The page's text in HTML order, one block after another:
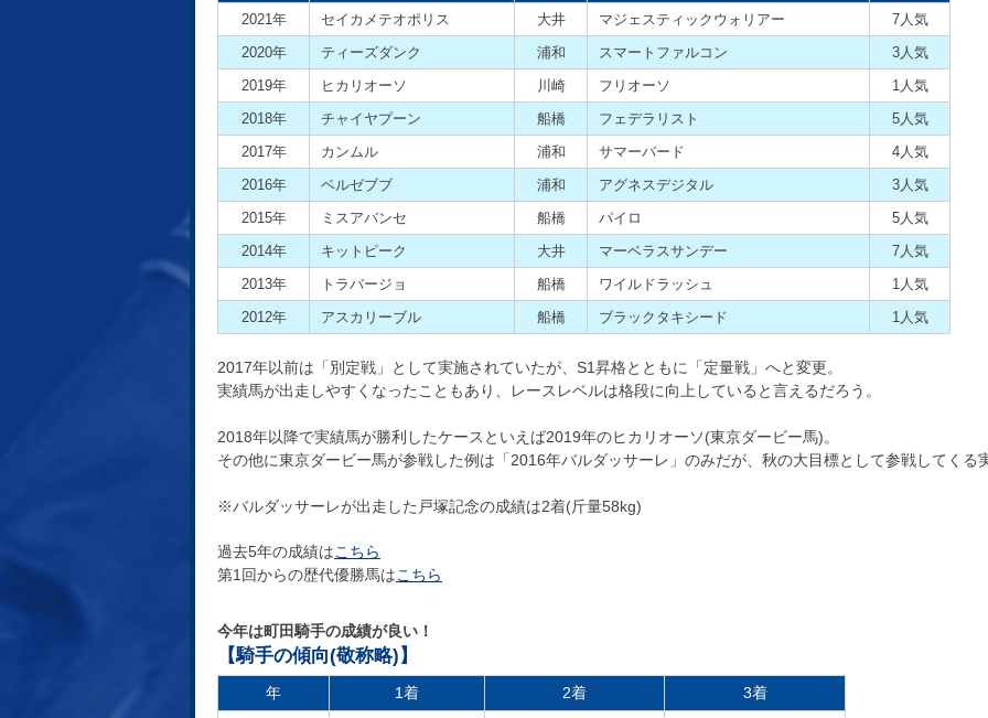
2021年 セイカメテオポリス 大井 マジェスティックウォリアー
7人気
2020年
ティーズダンク 浦和 スマートファルコン
3人気
2019年
ヒカリオーソ 川崎 フリオーソ
1人気
2018年
チャイヤプーン 船橋 フェデラリスト
5人気
2017年
カンムル 浦和 サマーバード
4人気
2016年
ベルゼブブ 浦和 アグネスデジタル
3人気
2015年
ミスアバンセ 船橋 パイロ
5人気
2014年
キットピーク 大井 マーベラスサンデー
7人気
2013年
トラバージョ 船橋 ワイルドラッシュ
1人気
2012年
アスカリーブル 船橋 ブラックタキシード 1人気
2017年以前は「別定戦」として実施されていたが、S1昇格とともに「定量戦」へと変更。
実績馬が出走しやすくなったこともあり、レースレベルは格段に向上していると言えるだろう。
2018年以降で実績馬が勝利したケースといえば2019年のヒカリオーソ(東京ダービー馬)。
その他に東京ダービー馬が参戦した例は「2016年バルダッサーレ」のみだが、秋の大目標として参戦してくる
※バルダッサーレが出走した戸塚記念の成績は2着(斤量58kg)
過去5年の成績はこちら
第1回からの歴代優勝馬はこちら
今年は町田騎手の成績が良い！
【騎手の傾向(敬称略)】
年 1着 2着 3着